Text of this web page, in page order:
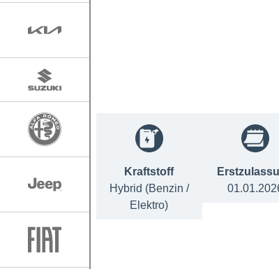
Kraftstoff
Hybrid (Benzin /
Elektro)